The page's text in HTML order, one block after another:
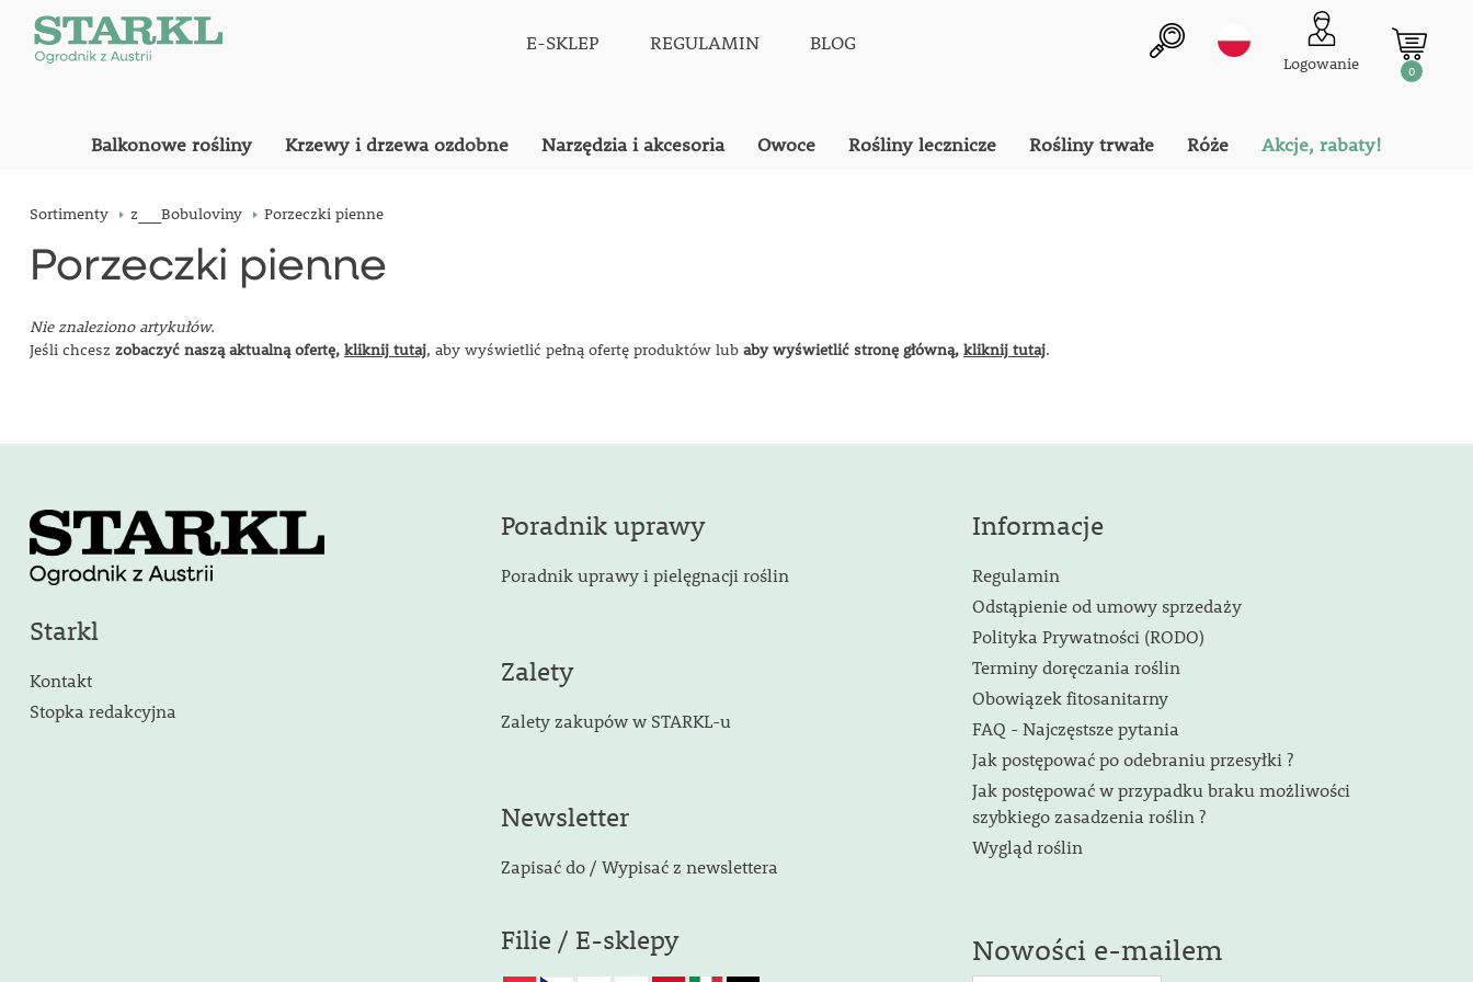
E-SKLEP REGULAMIN BLOG
Logowanie 0
Balkonowe rośliny Krzewy i drzewa ozdobne Narzędzia i akcesoria Owoce Rośliny lecznicze Rośliny trwałe Róże Akcje, rabaty!
Sortimenty z___Bobuloviny Porzeczki pienne
Porzeczki pienne
Nie znaleziono artykułów.
Jeśli chcesz zobaczyć naszą aktualną ofertę, kliknij tutaj, aby wyświetlić pełną ofertę produktów lub aby wyświetlić stronę główną, kliknij tutaj.
Starkl
Kontakt
Stopka redakcyjna
Poradnik uprawy
Poradnik uprawy i pielęgnacji roślin
Zalety
Zalety zakupów w STARKL-u
Newsletter
Zapisać do / Wypisać z newslettera
Filie / E-sklepy
Informacje
Regulamin
Odstąpienie od umowy sprzedaży
Polityka Prywatności (RODO)
Terminy doręczania roślin
Obowiązek fitosanitarny
FAQ - Najczęstsze pytania
Jak postępować po odebraniu przesyłki ?
Jak postępować w przypadku braku możliwości
szybkiego zasadzenia roślin ?
Wygląd roślin
Nowości e-mailem